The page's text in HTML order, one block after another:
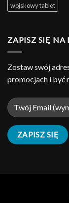
wojskowy tablet
ZAPISZ SIĘ NA
Zostaw swój
promocjach i być